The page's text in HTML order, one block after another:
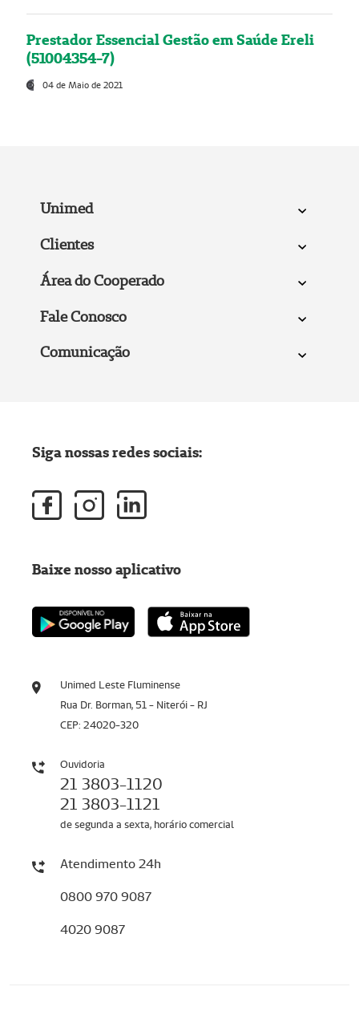
Prestador Essencial Gestão em Saúde Ereli
(51004354-7)
04 de Maio de 2021
Unimed
Clientes
Área do Cooperado
Fale Conosco
Comunicação
Unimed Leste Fluminense
Rua Dr. Borman, 51 - Niterói - RJ
CEP: 24020-320
Ouvidoria
21 3803-1120
21 3803-1121
de segunda a sexta, horário comercial
Atendimento 24h
0800 970 9087
4020 9087
Siga nossas redes sociais:
Baixe nosso aplicativo